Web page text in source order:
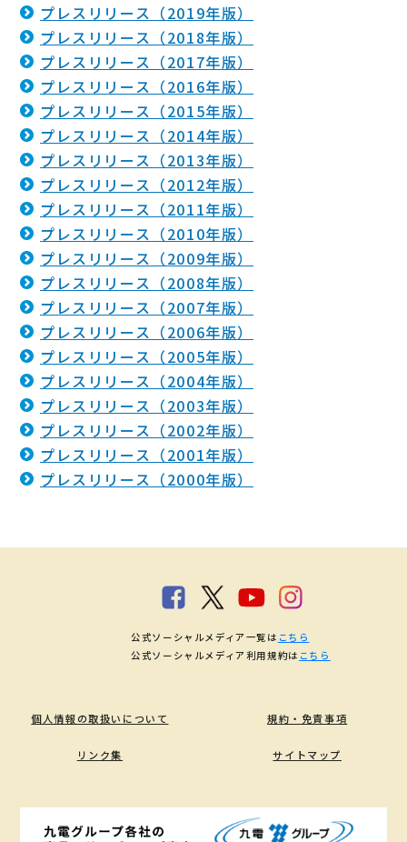
プレスリリース（2019年版）
プレスリリース（2018年版）
プレスリリース（2017年版）
プレスリリース（2016年版）
プレスリリース（2015年版）
プレスリリース（2014年版）
プレスリリース（2013年版）
プレスリリース（2012年版）
プレスリリース（2011年版）
プレスリリース（2010年版）
プレスリリース（2009年版）
プレスリリース（2008年版）
プレスリリース（2007年版）
プレスリリース（2006年版）
プレスリリース（2005年版）
プレスリリース（2004年版）
プレスリリース（2003年版）
プレスリリース（2002年版）
プレスリリース（2001年版）
プレスリリース（2000年版）
個人情報の取扱いについて 規約・免責事項
リンク集 サイトマップ
公式ソーシャルメディア一覧は こちら
公式ソーシャルメディア利用規約は こちら